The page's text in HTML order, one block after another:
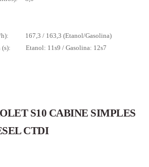
h): 167,3 / 163,3 (Etanol/Gasolina)
(s): Etanol: 11s9 / Gasolina: 12s7
S10 CABINE SIMPLES
CTDI